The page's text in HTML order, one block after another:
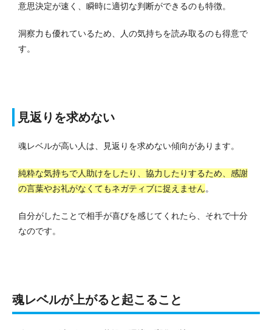
意思決定が速く、瞬時に適切な判断ができるのも特徴。
洞察力も優れているため、人の気持ちを読み取るのも得意で
す。
見返りを求めない
魂レベルが高い人は、見返りを求めない傾向があります。
純粋な気持ちで人助けをしたり、協力したりするため、感謝
の言葉やお礼がなくてもネガティブに捉えません。
自分がしたことで相手が喜びを感じてくれたら、それで十分
なのです。
魂レベルが上がると起こること